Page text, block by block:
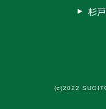
杉
(c)2022